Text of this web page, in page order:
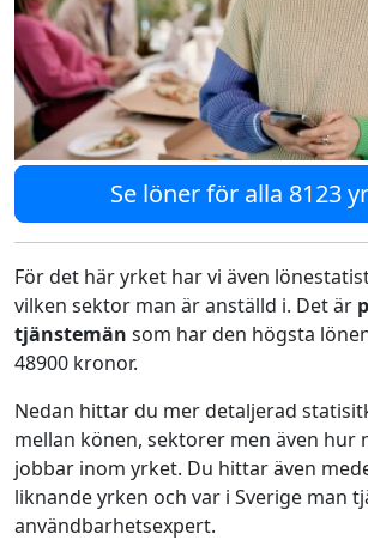
Se löner för alla 8123
För det här yrket har vi även
vilken sektor man är anställd i. Det är
tjänstemän som har den högsta
48900 kronor.
Nedan hittar du mer detaljerad
mellan könen, sektorer men även hur
jobbar inom yrket. Du hittar även
liknande yrken och var i Sverige man
användbarhetsexpert.